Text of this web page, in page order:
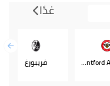
غدًا
Brentford Academy فريبورغ